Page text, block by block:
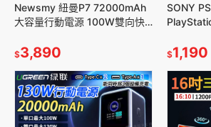
Newsmy 紐曼P7 72000mAh
大容量行動電源 100W雙向快
太陽能
$3,890
SONY
收藏
$1,190